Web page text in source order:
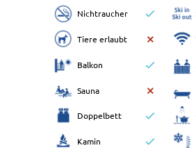
Nichtraucher
Tiere erlaubt
Balkon
Sauna
Doppelbett
Kamin